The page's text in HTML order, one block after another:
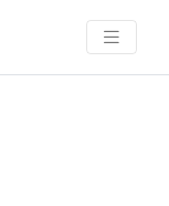
的好廟 |
有緣的信